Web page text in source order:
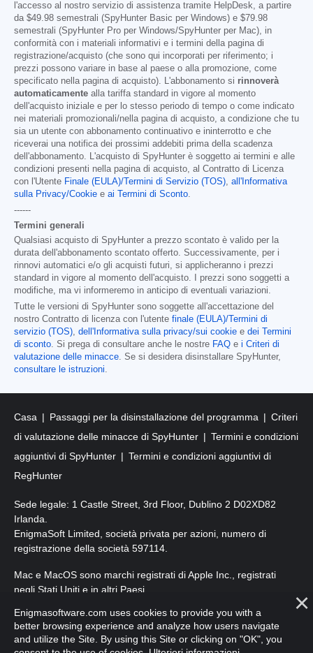
l'accesso al nostro servizio di assistenza tramite HelpDesk, a partire
da $49.98 semestrali (SpyHunter Basic per Windows) e $79.98
semestrali (SpyHunter Pro per Windows/SpyHunter per Mac), in
conformità con i materiali informativi e i termini della pagina di
registrazione/acquisto (che sono qui incorporati per riferimento; i
prezzi possono variare in base al paese o alla promozione, come
specificato nella pagina di acquisto). L'abbonamento si rinnoverà
automaticamente alla tariffa standard in vigore al momento
dell'acquisto iniziale e per lo stesso periodo di tempo o come indicato
nei materiali promozionali/nella pagina di acquisto, a condizione che tu
sia un utente con abbonamento continuativo e ininterrotto e che
riceverai una notifica dei prossimi addebiti prima della scadenza
dell'abbonamento. L'acquisto di SpyHunter è soggetto ai termini e alle
condizioni presenti nella pagina di acquisto, al Contratto di Licenza
con l'Utente Finale (EULA)/Termini di Servizio (TOS), all'Informativa
sulla Privacy/Cookie e ai Termini di Sconto.
------
Termini generali
Qualsiasi acquisto di SpyHunter a prezzo scontato è valido per la
durata dell'abbonamento scontato offerto. Successivamente, per i
rinnovi automatici e/o gli acquisti futuri, si applicheranno i prezzi
standard in vigore al momento dell'acquisto. I prezzi sono soggetti a
modifiche, ma vi informeremo in anticipo di eventuali variazioni.
Tutte le versioni di SpyHunter sono soggette all'accettazione del
nostro Contratto di licenza con l'utente finale (EULA)/Termini di
servizio (TOS), dell'Informativa sulla privacy/sui cookie e dei Termini
di sconto. Si prega di consultare anche le nostre FAQ e i Criteri di
valutazione delle minacce. Se si desidera disinstallare SpyHunter,
consultare le istruzioni.
Casa Passaggi per la disinstallazione del programma
Criteri
di valutazione delle minacce di SpyHunter
Termini e condizioni
aggiuntivi di SpyHunter
Termini e condizioni aggiuntivi di
RegHunter
Sede legale: 1 Castle Street, 3rd Floor, Dublino 2 D02XD82
Irlanda.
EnigmaSoft Limited, società privata per azioni, numero di
registrazione della società 597114.
Mac e MacOS sono marchi registrati di Apple Inc., registrati
negli Stati Uniti e in altri Paesi.
Copyright 2016-2026 . EnigmaSoft Ltd. Tutti i diritti riservati.
Enigmasoftware.com uses cookies to provide you with a
better browsing experience and analyze how users navigate
and utilize the Site. By using this Site or clicking on "OK", you